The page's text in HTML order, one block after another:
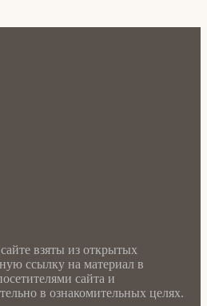
взяты из открытых
ссылку на материал в
сайта и
в ознакомительных целях.